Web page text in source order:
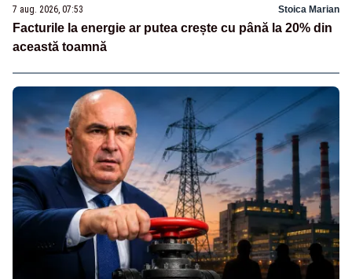
7 aug. 2026, 07:53 Stoica Marian
Facturile la energie ar putea crește cu până la 20% din
această toamnă